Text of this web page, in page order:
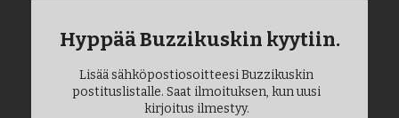
Hyppää Buzzikuskin kyytiin.
Lisää sähköpostiosoitteesi Buzzikuskin
postituslistalle. Saat ilmoituksen, kun uusi
kirjoitus ilmestyy.